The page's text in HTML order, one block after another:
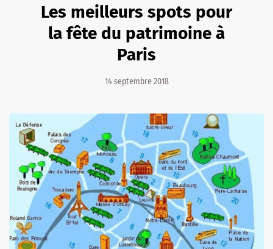
Les meilleurs spots pour
la fête du patrimoine à
Paris
14 septembre 2018